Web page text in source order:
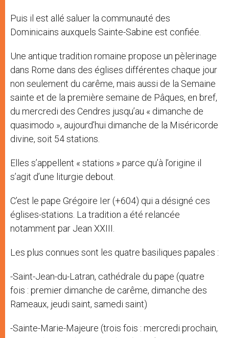
Puis il est allé saluer la communauté des
Dominicains auxquels Sainte-Sabine est confiée.
Une antique tradition romaine propose un pèlerinage
dans Rome dans des églises différentes chaque jour
non seulement du carême, mais aussi de la Semaine
sainte et de la première semaine de Pâques, en bref,
du mercredi des Cendres jusqu’au « dimanche de
quasimodo », aujourd’hui dimanche de la Miséricorde
divine, soit 54 stations.
Elles s’appellent « stations » parce qu’à l’origine il
s’agit d’une liturgie debout.
C’est le pape Grégoire Ier (+604) qui a désigné ces
églises-stations. La tradition a été relancée
notamment par Jean XXIII.
Les plus connues sont les quatre basiliques papales :
-Saint-Jean-du-Latran, cathédrale du pape (quatre
fois : premier dimanche de carême, dimanche des
Rameaux, jeudi saint, samedi saint)
-Sainte-Marie-Majeure (trois fois : mercredi prochain,